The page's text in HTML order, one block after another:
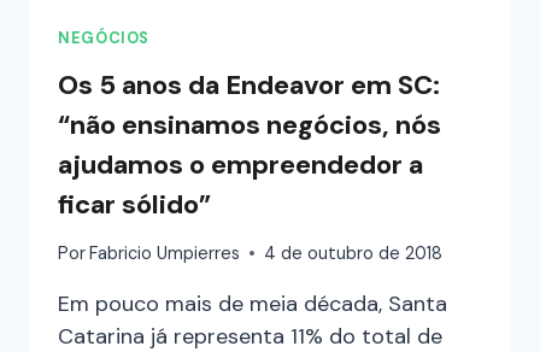
NEGÓCIOS
Os 5 anos da Endeavor em SC:
“não ensinamos negócios, nós
ajudamos o empreendedor a
ficar sólido”
PorFabricio Umpierres 4 de outubro de 2018
Em pouco mais de meia década, Santa
Catarina já representa 11% do total de